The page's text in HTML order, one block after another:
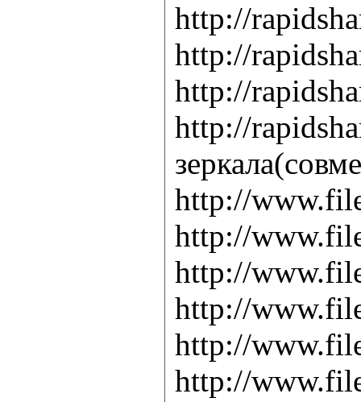
http://
http://
http://
http://
http://
http://
http://
http://
http://
http://